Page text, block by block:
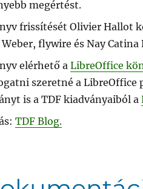
megértést.
frissítését Olivier Hallot
Weber, flywire és Nay
elérhető a LibreOffice
szeretné a
is a TDF kiadványaiból a
TDF Blog.